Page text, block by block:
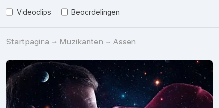
Videoclips Beoordelingen
Startpagina Muzikanten Assen